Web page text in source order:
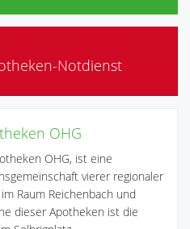
Notdienst
OHG
OHG, ist eine
vierer regionaler
Raum Reichenbach und
dieser Apotheken ist die